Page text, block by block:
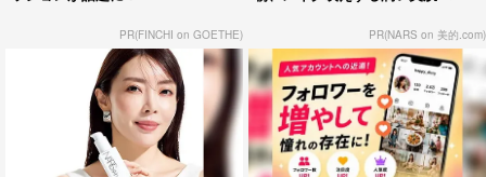
PR(FINCHI on GOETHE) PR(NARS on 美的.com)